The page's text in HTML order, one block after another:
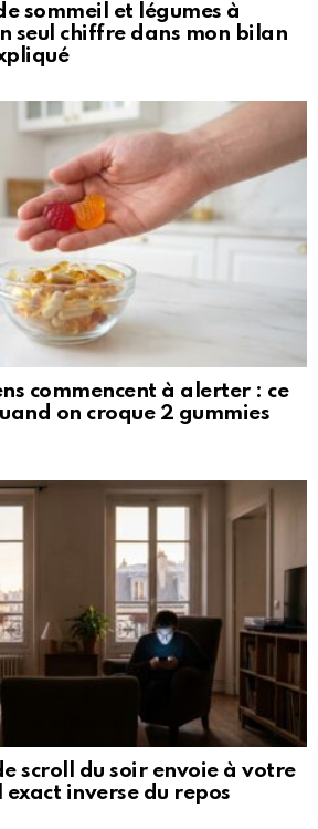
sommeil et légumes à
seul chiffre dans mon bilan
commencent à alerter : ce
on croque 2 gummies
scroll du soir envoie à votre
exact inverse du repos